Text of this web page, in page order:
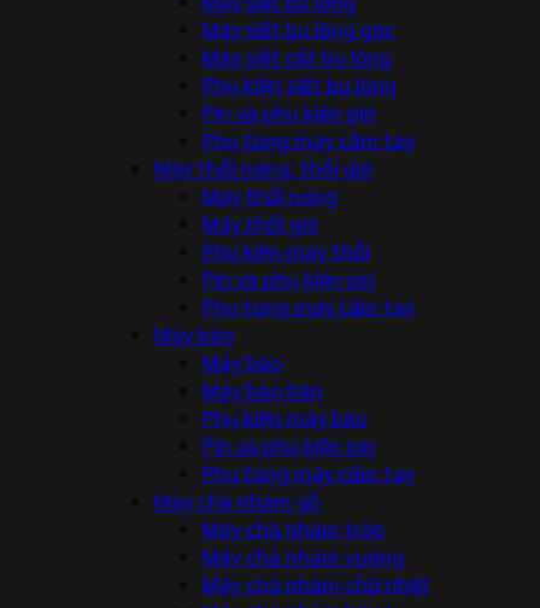
Máy siết bu lông góc
Máy siết cắt bu lông
Phụ kiện siết bu lông
Pin và phụ kiện pin
Phụ tùng máy cầm tay
Máy thổi nóng, thổi gió
Máy thổi nóng
Máy thổi gió
Phụ kiện máy thổi
Pin và phụ kiện pin
Phụ tùng máy cầm tay
Máy bào
Máy bào
Máy bào bàn
Phụ kiện máy bào
Pin và phụ kiện pin
Phụ tùng máy cầm tay
Máy chà nhám gỗ
Máy chà nhám tròn
Máy chà nhám vuông
Máy chà nhám chữ nhật